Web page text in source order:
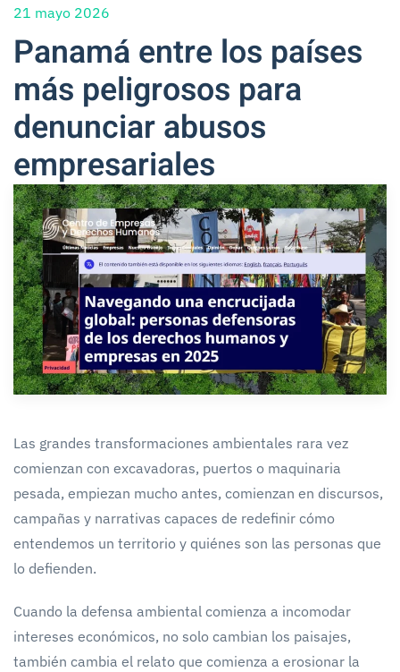
21 mayo 2026
Panamá entre los países
más peligrosos para
denunciar abusos
empresariales
Las grandes transformaciones ambientales rara vez
comienzan con excavadoras, puertos o maquinaria
pesada, empiezan mucho antes, comienzan en discursos,
campañas y narrativas capaces de redefinir cómo
entendemos un territorio y quiénes son las personas que
lo defienden.
Cuando la defensa ambiental comienza a incomodar
intereses económicos, no solo cambian los paisajes,
también cambia el relato que comienza a erosionar la